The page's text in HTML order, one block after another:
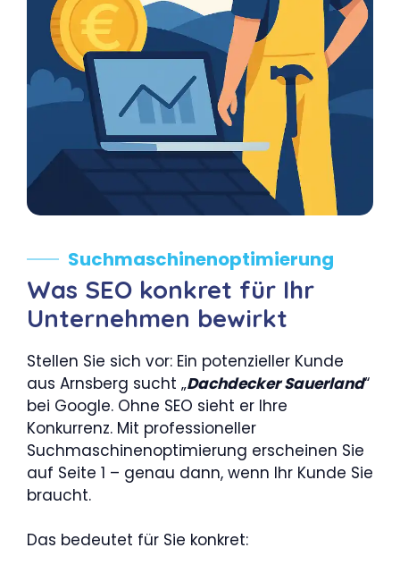
Suchmaschinenoptimierung
Was SEO konkret für Ihr
Unternehmen bewirkt
Stellen Sie sich vor: Ein potenzieller Kunde
aus Arnsberg sucht „Dachdecker Sauerland“
bei Google. Ohne SEO sieht er Ihre
Konkurrenz. Mit professioneller
Suchmaschinenoptimierung erscheinen Sie
auf Seite 1 – genau dann, wenn Ihr Kunde Sie
braucht.
Das bedeutet für Sie konkret: